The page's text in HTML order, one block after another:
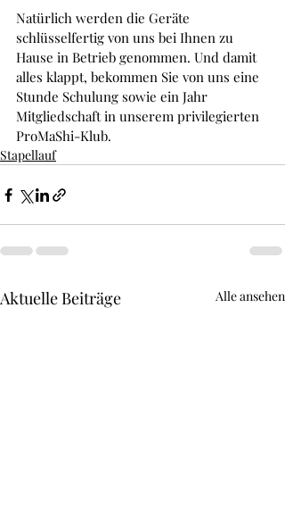
Natürlich werden die Geräte
schlüsselfertig von uns bei Ihnen zu
Hause in Betrieb genommen. Und damit
alles klappt, bekommen Sie von uns eine
Stunde Schulung sowie ein Jahr
Mitgliedschaft in unserem privilegierten
ProMaShi-Klub.
Stapellauf
Aktuelle Beiträge Alle ansehen